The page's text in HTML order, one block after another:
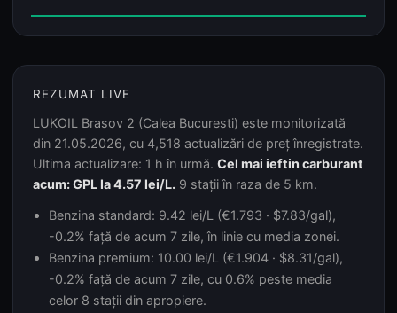
REZUMAT LIVE
LUKOIL Brasov 2 (Calea Bucuresti) este monitorizată
din 21.05.2026, cu 4,518 actualizări de preț înregistrate.
Ultima actualizare: 1 h în urmă. Cel mai ieftin carburant
acum: GPL la 4.57 lei/L. 9 stații în raza de 5 km.
Benzina standard: 9.42 lei/L (€1.793 · $7.83/gal),
-0.2% față de acum 7 zile, în linie cu media zonei.
Benzina premium: 10.00 lei/L (€1.904 · $8.31/gal),
-0.2% față de acum 7 zile, cu 0.6% peste media
celor 8 stații din apropiere.